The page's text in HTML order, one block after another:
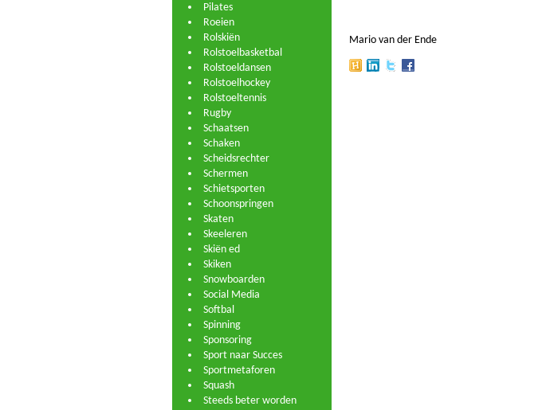
Pilates
Roeien
Rolskiën
Rolstoelbasketbal
Rolstoeldansen
Rolstoelhockey
Rolstoeltennis
Rugby
Schaatsen
Schaken
Scheidsrechter
Schermen
Schietsporten
Schoonspringen
Skaten
Skeeleren
Skiën ed
Skiken
Snowboarden
Social Media
Softbal
Spinning
Sponsoring
Sport naar Succes
Sportmetaforen
Squash
Steeds beter worden
Mario van der Ende